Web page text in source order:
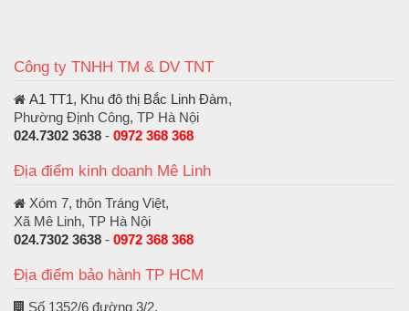
Công ty TNHH TM & DV TNT
A1 TT1, Khu đô thị Bắc Linh Đàm,
Phường Định Công, TP Hà Nội
024.7302 3638 - 0972 368 368
Địa điểm kinh doanh Mê Linh
Xóm 7, thôn Tráng Việt,
Xã Mê Linh, TP Hà Nội
024.7302 3638 - 0972 368 368
Địa điểm bảo hành TP HCM
Số 1352/6 đường 3/2,